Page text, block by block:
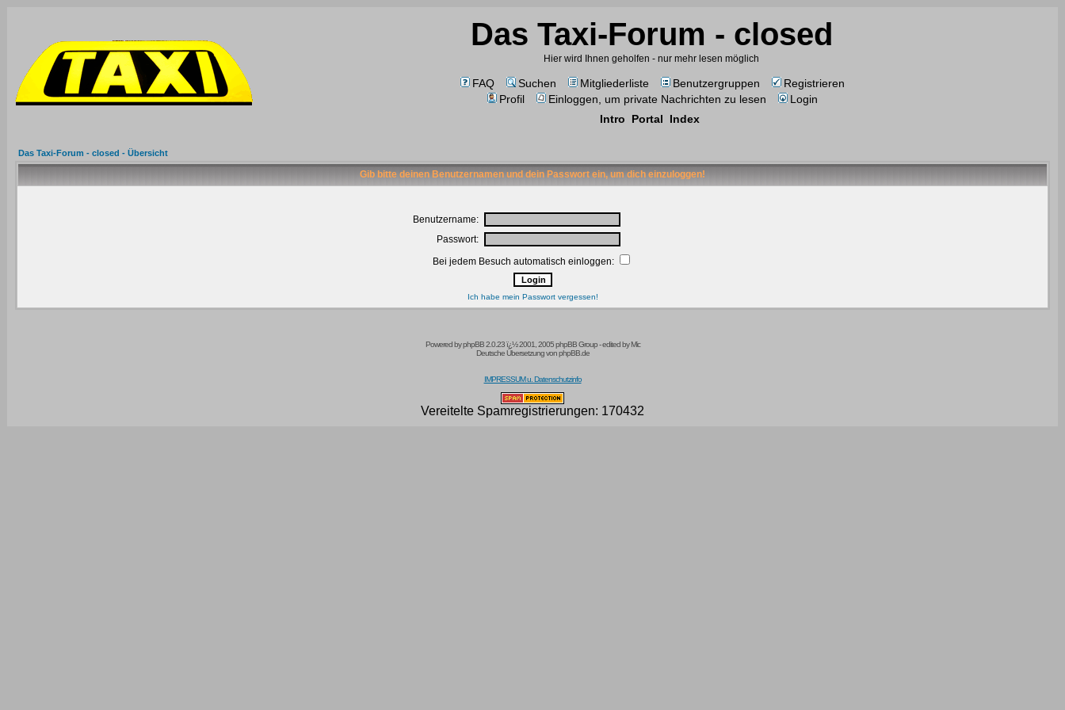
Das Taxi-Forum - closed
Hier wird Ihnen geholfen - nur mehr lesen möglich
FAQ Suchen Mitgliederliste Benutzergruppen
Registrieren
Profil
Einloggen, um private Nachrichten zu lesen
Login
Intro
Portal Index
Das Taxi-Forum - closed - Übersicht
Gib bitte deinen Benutzernamen und dein Passwort ein, um dich einzuloggen!
Benutzername:
Passwort:
Bei jedem Besuch automatisch einloggen:
Ich habe mein Passwort vergessen!
Powered byphpBB2.0.23 ï¿½ 2001, 2005 phpBB Group -edited by Mic
Deutsche Übersetzung vonphpBB.de
IMPRESSUM u. Datenschutzinfo
Vereitelte Spamregistrierungen: 170432